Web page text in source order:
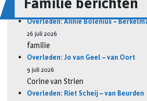
Overleden: Annie Bolenius –
26 juli 2026
familie
Overleden: Jo van Geel – van Oort
9 juli 2026
Corine van Strien
Overleden: Riet Scheij – van Beurden